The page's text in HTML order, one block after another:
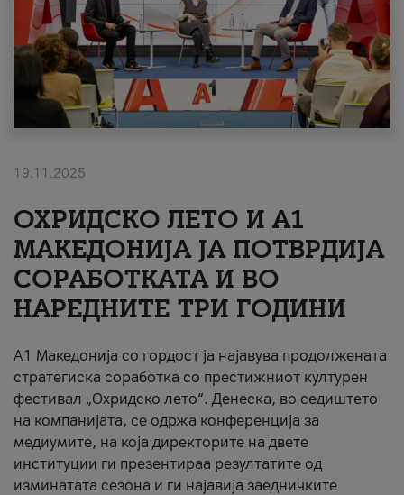
Приватни Деловни
Поддршка
Надополни кредит
#ПодобарОнлајн
19.11.2025
ОХРИДСКО ЛЕТО И A1
МАКЕДОНИЈА ЈА ПОТВРДИЈА
СОРАБОТКАТА И ВО
НАРЕДНИТЕ ТРИ ГОДИНИ
A1 Македонија со гордост ја најавува продолжената
стратегиска соработка со престижниот културен
фестивал „Охридско лето“. Денеска, во седиштето
на компанијата, се одржа конференција за
медиумите, на која директорите на двете
институции ги презентираа резултатите од
изминатата сезона и ги најавија заедничките